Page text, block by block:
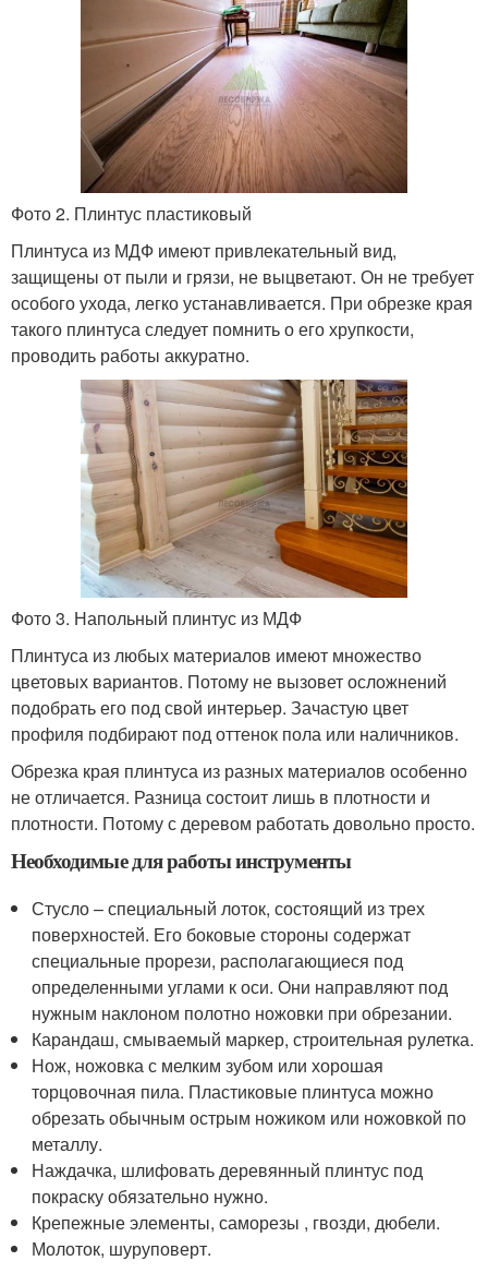
Фото 2. Плинтус пластиковый
Плинтуса из МДФ имеют привлекательный вид,
защищены от пыли и грязи, не выцветают. Он не требует
особого ухода, легко устанавливается. При обрезке края
такого плинтуса следует помнить о его хрупкости,
проводить работы аккуратно.
Фото 3. Напольный плинтус из МДФ
Плинтуса из любых материалов имеют множество
цветовых вариантов. Потому не вызовет осложнений
подобрать его под свой интерьер. Зачастую цвет
профиля подбирают под оттенок пола или наличников.
Обрезка края плинтуса из разных материалов особенно
не отличается. Разница состоит лишь в плотности и
плотности. Потому с деревом работать довольно просто.
Необходимые для работы инструменты
Стусло – специальный лоток, состоящий из трех
поверхностей. Его боковые стороны содержат
специальные прорези, располагающиеся под
определенными углами к оси. Они направляют под
нужным наклоном полотно ножовки при обрезании.
Карандаш, смываемый маркер, строительная рулетка.
Нож, ножовка с мелким зубом или хорошая
торцовочная пила. Пластиковые плинтуса можно
обрезать обычным острым ножиком или ножовкой по
металлу.
Наждачка, шлифовать деревянный плинтус под
покраску обязательно нужно.
Крепежные элементы, саморезы , гвозди, дюбели.
Молоток, шуруповерт.